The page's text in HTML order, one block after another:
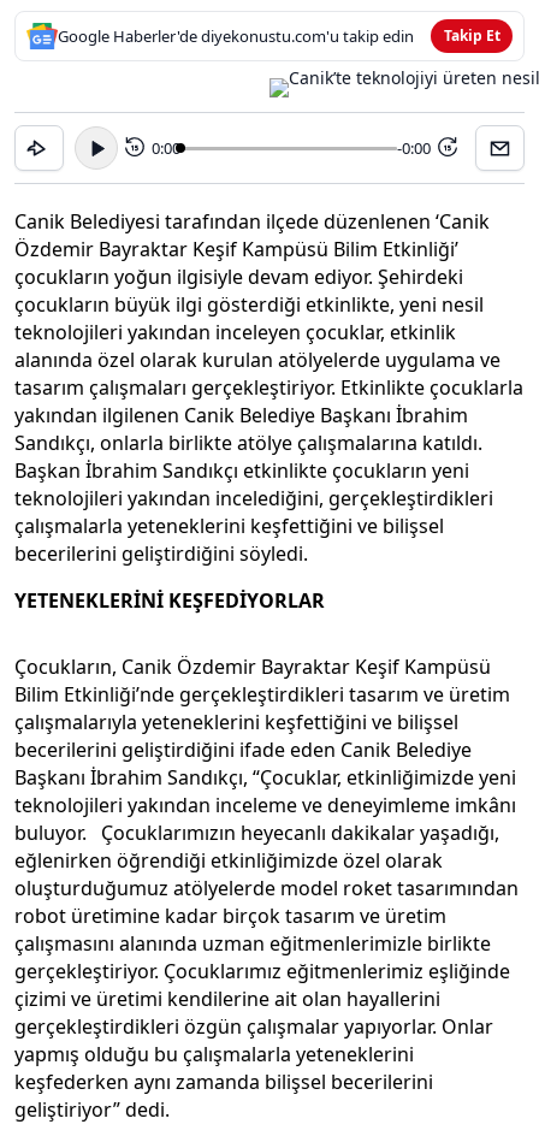
Google Haberler'de diyekonustu.com'u takip edin Takip Et
15 0:00 -0:00 15
Canik Belediyesi tarafından ilçede düzenlenen ‘Canik
Özdemir Bayraktar Keşif Kampüsü Bilim Etkinliği’
çocukların yoğun ilgisiyle devam ediyor. Şehirdeki
çocukların büyük ilgi gösterdiği etkinlikte, yeni nesil
teknolojileri yakından inceleyen çocuklar, etkinlik
alanında özel olarak kurulan atölyelerde uygulama ve
tasarım çalışmaları gerçekleştiriyor. Etkinlikte çocuklarla
yakından ilgilenen Canik Belediye Başkanı İbrahim
Sandıkçı, onlarla birlikte atölye çalışmalarına katıldı.
Başkan İbrahim Sandıkçı etkinlikte çocukların yeni
teknolojileri yakından incelediğini, gerçekleştirdikleri
çalışmalarla yeteneklerini keşfettiğini ve bilişsel
becerilerini geliştirdiğini söyledi.
YETENEKLERİNİ KEŞFEDİYORLAR
Çocukların, Canik Özdemir Bayraktar Keşif Kampüsü
Bilim Etkinliği’nde gerçekleştirdikleri tasarım ve üretim
çalışmalarıyla yeteneklerini keşfettiğini ve bilişsel
becerilerini geliştirdiğini ifade eden Canik Belediye
Başkanı İbrahim Sandıkçı, “Çocuklar, etkinliğimizde yeni
teknolojileri yakından inceleme ve deneyimleme imkânı
buluyor. Çocuklarımızın heyecanlı dakikalar yaşadığı,
eğlenirken öğrendiği etkinliğimizde özel olarak
oluşturduğumuz atölyelerde model roket tasarımından
robot üretimine kadar birçok tasarım ve üretim
çalışmasını alanında uzman eğitmenlerimizle birlikte
gerçekleştiriyor. Çocuklarımız eğitmenlerimiz eşliğinde
çizimi ve üretimi kendilerine ait olan hayallerini
gerçekleştirdikleri özgün çalışmalar yapıyorlar. Onlar
yapmış olduğu bu çalışmalarla yeteneklerini
keşfederken aynı zamanda bilişsel becerilerini
geliştiriyor” dedi.